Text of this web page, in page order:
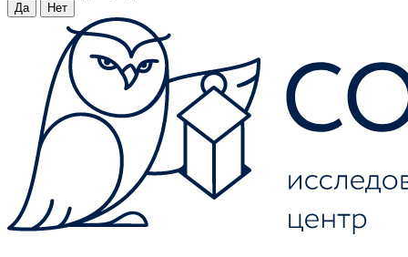
Да Нет